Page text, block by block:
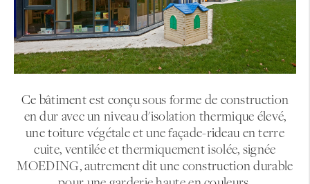
Ce bâtiment est conçu sous forme de construction
en dur avec un niveau d'isolation thermique élevé,
une toiture végétale et une façade-rideau en terre
cuite, ventilée et thermiquement isolée, signée
MOEDING, autrement dit une construction durable